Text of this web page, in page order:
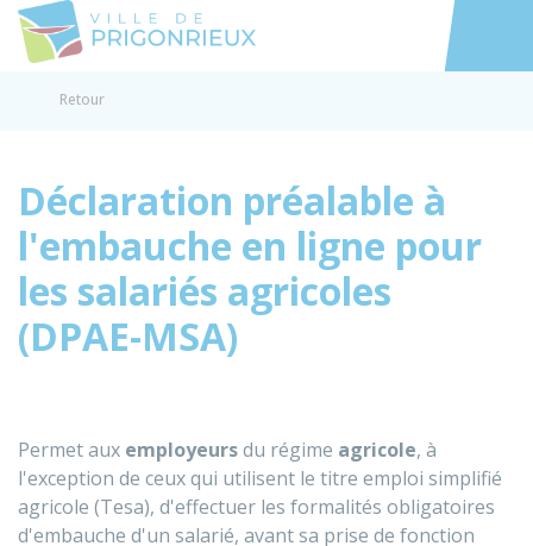
Accéder
Retour
Déclaration préalable à
l'embauche en ligne pour
les salariés agricoles
(DPAE-MSA)
Permet aux employeursdu régime agricole, à
l'exception de ceux qui utilisent le titre emploi simplifié
agricole (Tesa), d'effectuer les formalités obligatoires
d'embauche d'un salarié, avant sa prise de fonction